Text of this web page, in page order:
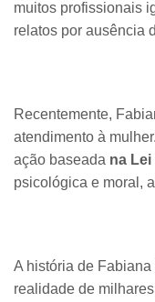
muitos profissionais
relatos por ausência
Recentemente,
atendimento à
ação baseada na Lei
psicológica e moral,
A história de
realidade de